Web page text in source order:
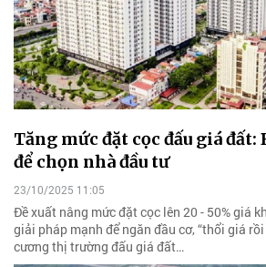
Tăng mức đặt cọc đấu giá
để chọn nhà đầu tư
23/10/2025 11:05
Đề xuất nâng mức đặt cọc lên 20 - 50% giá
giải pháp mạnh để ngăn đầu cơ, “thổi giá
cương thị trường đấu giá đất…